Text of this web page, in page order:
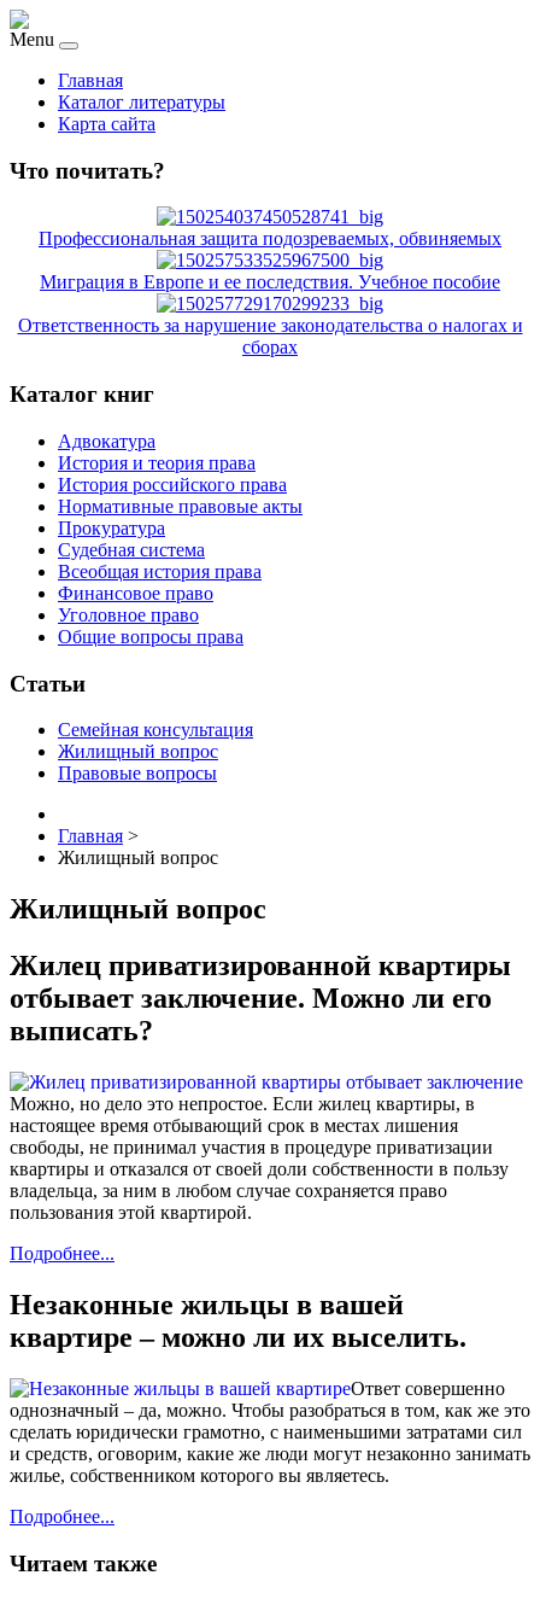
Menu
Главная
Каталог литературы
Карта сайта
Что почитать?
Профессиональная защита подозреваемых, обвиняемых
Миграция в Европе и ее последствия. Учебное пособие
Ответственность за нарушение законодательства о налогах и
сборах
Каталог книг
Адвокатура
История и теория права
История российского права
Нормативные правовые акты
Прокуратура
Судебная система
Всеобщая история права
Финансовое право
Уголовное право
Общие вопросы права
Статьи
Семейная консультация
Жилищный вопрос
Правовые вопросы
Главная >
Жилищный вопрос
Жилищный вопрос
Жилец приватизированной квартиры
отбывает заключение. Можно ли его
выписать?
Можно, но дело это непростое. Если жилец квартиры, в
настоящее время отбывающий срок в местах лишения
свободы, не принимал участия в процедуре приватизации
квартиры и отказался от своей доли собственности в пользу
владельца, за ним в любом случае сохраняется право
пользования этой квартирой.
Подробнее...
Незаконные жильцы в вашей
квартире – можно ли их выселить.
Ответ совершенно
однозначный – да, можно. Чтобы разобраться в том, как же это
сделать юридически грамотно, с наименьшими затратами сил
и средств, оговорим, какие же люди могут незаконно занимать
жилье, собственником которого вы являетесь.
Подробнее...
Читаем также